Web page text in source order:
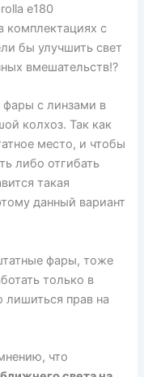
e180
комплектациях с
бы улучшить свет
вмешательств!?
с линзами в
колхоз. Так как
место, и чтобы
либо отгибать
такая
данный вариант
фары, тоже
только в
прав на
что